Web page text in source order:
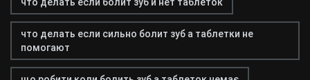
что делать если сильно болит зуб а таблетки не
помогают